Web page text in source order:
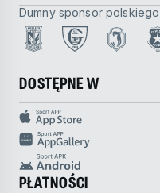
Dumny sponsor
DOSTĘPNE W
PŁATNOŚCI